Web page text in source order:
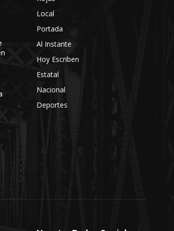
Local
Portada
Al Instante
Hoy Escriben
Estatal
Nacional
Deportes